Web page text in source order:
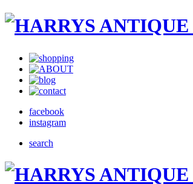
facebook
instagram
search